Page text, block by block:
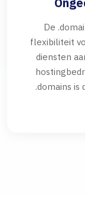
De
flexibiliteit
diensten
.domains